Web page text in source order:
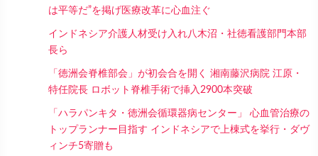
は平等だ”を掲げ医療改革に心血注ぐ
インドネシア介護人材受け入れ八木沼・社徳看護部門本部
長ら
「徳洲会脊椎部会」が初会合を開く 湘南藤沢病院 江原・
特任院長 ロボット脊椎手術で挿入2900本突破
「ハラパンキタ・徳洲会循環器病センター」 心血管治療の
トップランナー目指す インドネシアで上棟式を挙行・ダヴ
ィンチ5寄贈も